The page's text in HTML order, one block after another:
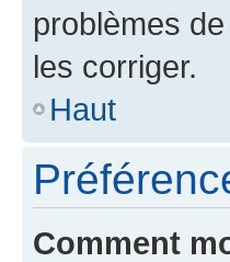
problèmes
les corriger.
Haut
Comment